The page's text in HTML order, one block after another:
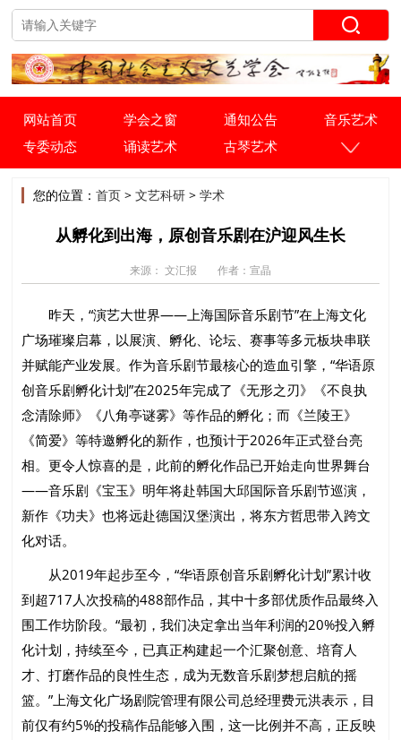
网站首页 学会之窗 通知公告
音乐艺术
专委动态
诵读艺术 古琴艺术
您的位置：首页 >文艺科研 >学术
从孵化到出海，原创音乐剧在沪迎风生长
来源： 文汇报 作者：宣晶
昨天，“演艺大世界——上海国际音乐剧节”在上海文化
广场璀璨启幕，以展演、孵化、论坛、赛事等多元板块串联
并赋能产业发展。作为音乐剧节最核心的造血引擎，“华语原
创音乐剧孵化计划”在2025年完成了《无形之刃》《不良执
念清除师》《八角亭谜雾》等作品的孵化；而《兰陵王》
《简爱》等特邀孵化的新作，也预计于2026年正式登台亮
相。更令人惊喜的是，此前的孵化作品已开始走向世界舞台
——音乐剧《宝玉》明年将赴韩国大邱国际音乐剧节巡演，
新作《功夫》也将远赴德国汉堡演出，将东方哲思带入跨文
化对话。
从2019年起步至今，“华语原创音乐剧孵化计划”累计收
到超717人次投稿的488部作品，其中十多部优质作品最终入
围工作坊阶段。“最初，我们决定拿出当年利润的20%投入孵
化计划，持续至今，已真正构建起一个汇聚创意、培育人
才、打磨作品的良性生态，成为无数音乐剧梦想启航的摇
篮。”上海文化广场剧院管理有限公司总经理费元洪表示，目
前仅有约5%的投稿作品能够入围，这一比例并不高，正反映